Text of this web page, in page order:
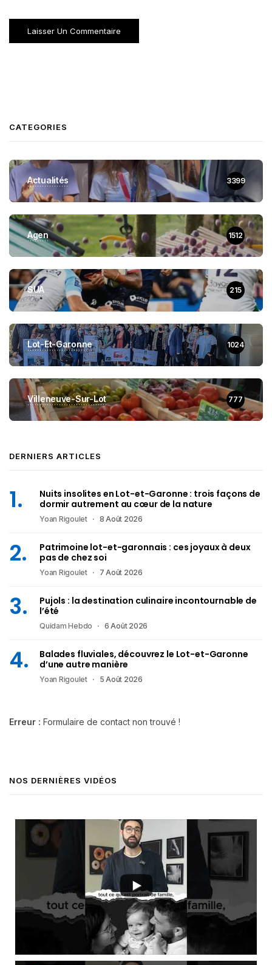
CATEGORIES
Actualités 3399
Agen 1512
SUA 215
Lot-Et-Garonne 1024
Villeneuve-Sur-Lot 777
DERNIERS ARTICLES
Nuits insolites en Lot-et-Garonne : trois façons de
dormir autrement au cœur de la nature
Yoan Rigoulet 8 Août 2026
Patrimoine lot-et-garonnais : ces joyaux à deux
pas de chez soi
Yoan Rigoulet 7 Août 2026
Pujols : la destination culinaire incontournable de
l’été
Quidam Hebdo 6 Août 2026
Balades fluviales, découvrez le Lot-et-Garonne
d’une autre manière
Yoan Rigoulet 5 Août 2026
Erreur : Formulaire de contact non trouvé !
NOS DERNIÈRES VIDÉOS